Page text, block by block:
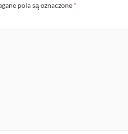
pola są oznaczone *